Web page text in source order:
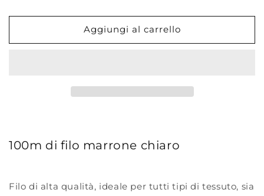
Gütermann
893
Gütermann
Cucitutto
893
Aggiungi al carrello
100m di filo marrone chiaro
Filo di alta qualità, ideale per tutti tipi di tessuto, sia